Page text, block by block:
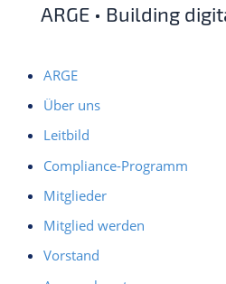
ARGE • Building
ARGE
Über uns
Leitbild
Compliance-Programm
Mitglieder
Mitglied werden
Vorstand